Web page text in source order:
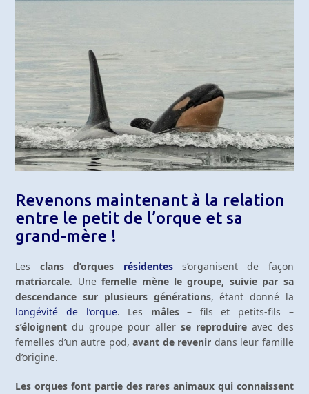
Revenons maintenant à la relation
entre le petit de l’orque et sa
grand-mère !
Les clans d’orques résidentes s’organisent de façon
matriarcale. Unefemelle mène le groupe, suivie par sa
descendance sur plusieurs générations, étant donné la
longévité de l’orque. Les mâles– fils et petits-fils –
s’éloignent du groupe pour aller se reproduireavec des
femelles d’un autre pod,avant de revenir dans leur famille
d’origine.
Les orques font partie des rares animaux qui connaissent